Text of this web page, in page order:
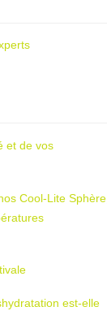
et de vos
Cool-Lite Sphère,
est-elle